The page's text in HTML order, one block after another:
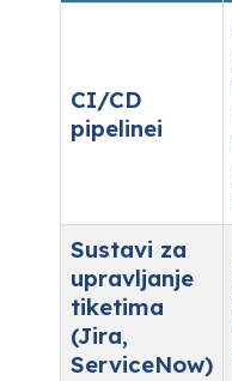
CI/CD
pipelinei
Sustavi za
upravljanje
tiketima
(Jira,
ServiceNow)